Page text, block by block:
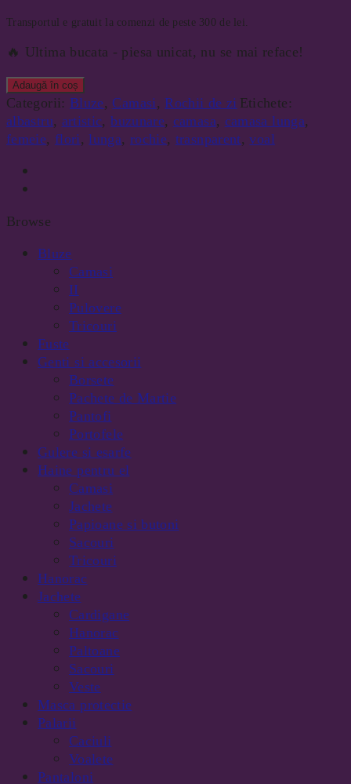
Transportul e gratuit la comenzi de peste 300 de lei.
🔥 Ultima bucata - piesa unicat, nu se mai reface!
Adaugă în coș
Categorii: Bluze, Camasi, Rochii de zi Etichete:
albastru, artistic,buzunare, camasa, camasa lunga,
femeie, flori, lunga, rochie, trasnparent,voal
Browse
Bluze
Camasi
II
Pulovere
Tricouri
Fuste
Genti si accesorii
Borsete
Pachete de Martie
Pantofi
Portofele
Gulere si esarfe
Haine pentru el
Camasi
Jachete
Papioane si butoni
Sacouri
Tricouri
Hanorac
Jachete
Cardigane
Hanorac
Paltoane
Sacouri
Veste
Masca protectie
Palarii
Caciuli
Voalete
Pantaloni